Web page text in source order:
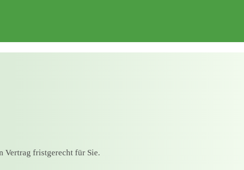
Vertrag fristgerecht für Sie.